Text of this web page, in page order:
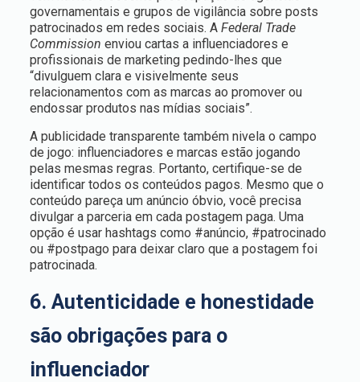
governamentais e grupos de vigilância sobre posts
patrocinados em redes sociais. A Federal Trade
Commission enviou cartas a influenciadores e
profissionais de marketing pedindo-lhes que
“divulguem clara e visivelmente seus
relacionamentos com as marcas ao promover ou
endossar produtos nas mídias sociais”.
A publicidade transparente também nivela o campo
de jogo: influenciadores e marcas estão jogando
pelas mesmas regras. Portanto, certifique-se de
identificar todos os conteúdos pagos. Mesmo que o
conteúdo pareça um anúncio óbvio, você precisa
divulgar a parceria em cada postagem paga. Uma
opção é usar hashtags como #anúncio, #patrocinado
ou #postpago para deixar claro que a postagem foi
patrocinada.
6. Autenticidade e honestidade
são obrigações para o
influenciador